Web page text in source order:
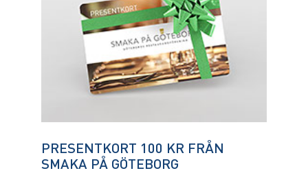
PRESENTKORT 100 KR FRÅN
SMAKA PÅ GÖTEBORG